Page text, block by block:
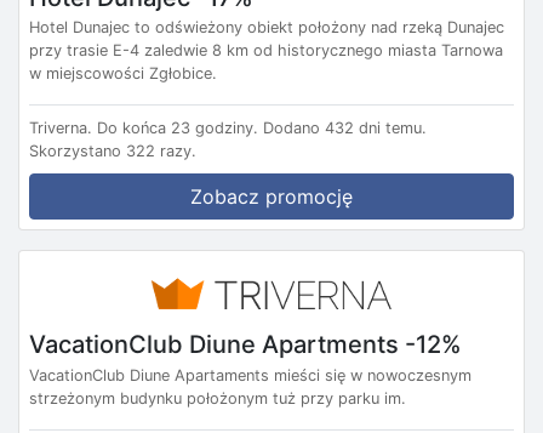
Hotel Dunajec to odświeżony obiekt położony nad rzeką Dunajec
przy trasie E-4 zaledwie 8 km od historycznego miasta Tarnowa
w miejscowości Zgłobice.
Triverna. Do końca 23 godziny. Dodano 432 dni temu.
Skorzystano 322 razy.
Zobacz promocję
VacationClub Diune Apartments -12%
VacationClub Diune Apartaments mieści się w nowoczesnym
strzeżonym budynku położonym tuż przy parku im.